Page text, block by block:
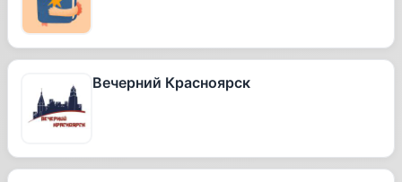
Вечерний Красноярск